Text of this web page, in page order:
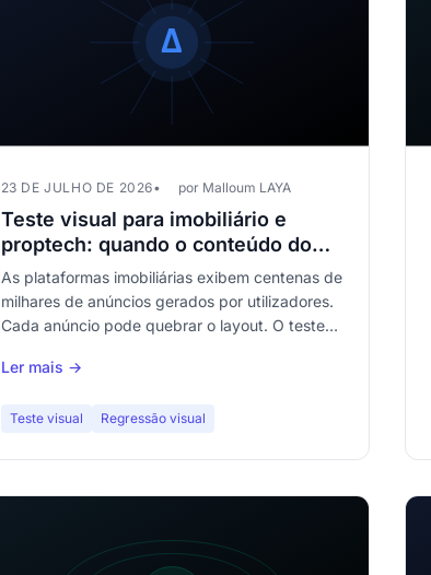
23 DE JULHO DE 2026 por Malloum LAYA
Teste visual para imobiliário e
proptech: quando o conteúdo do
utilizador quebra os seus templates
As plataformas imobiliárias exibem centenas de
milhares de anúncios gerados por utilizadores.
Cada anúncio pode quebrar o layout. O teste
que os seus templates resistem à diversidade
Ler mais →
Teste visual Regressão visual